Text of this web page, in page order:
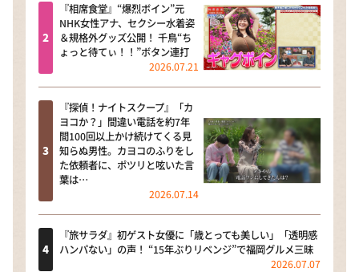
『相席食堂』“爆烈ボイン”元
NHK女性アナ、セクシー水着姿
＆規格外グッズ公開！ 千鳥“ち
ょっと待てぃ！！”ボタン連打
2026.07.21
『探偵！ナイトスクープ』「カ
ヨコか？」間違い電話を約7年
間100回以上かけ続けてくる見
知らぬ男性。カヨコのふりをし
た依頼者に、ポツリと呟いた言
葉は…
2026.07.14
『旅サラダ』初ゲスト女優に「歳とっても美しい」「透明感
ハンパない」の声！ “15年ぶりリベンジ”で福岡グルメ三昧
2026.07.07